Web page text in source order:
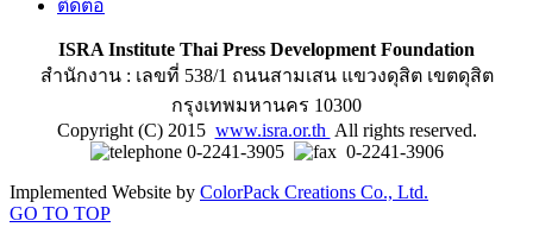
ติดต่อ
ISRA Institute Thai Press Development Foundation
สำนักงาน : เลขที่ 538/1 ถนนสามเสน แขวงดุสิต เขตดุสิต
กรุงเทพมหานคร 10300
Copyright (C) 2015 www.isra.or.th All rights reserved.
0-2241-3905
0-2241-3906
Implemented Website by ColorPack Creations Co., Ltd.
GO TO TOP